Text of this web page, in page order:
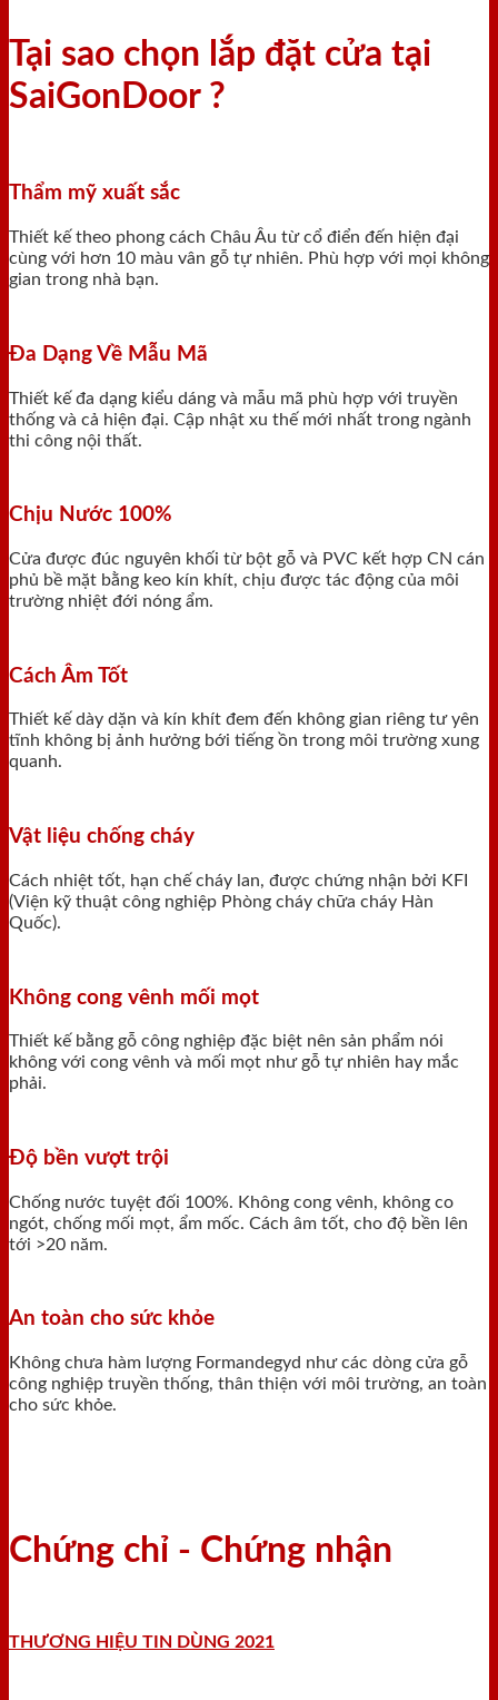
Tại sao chọn lắp đặt cửa tại
SaiGonDoor ?
Thẩm mỹ xuất sắc
Thiết kế theo phong cách Châu Âu từ cổ điển đến hiện đại
cùng với hơn 10 màu vân gỗ tự nhiên. Phù hợp với mọi không
gian trong nhà bạn.
Đa Dạng Về Mẫu Mã
Thiết kế đa dạng kiểu dáng và mẫu mã phù hợp với truyền
thống và cả hiện đại. Cập nhật xu thế mới nhất trong ngành
thi công nội thất.
Chịu Nước 100%
Cửa được đúc nguyên khối từ bột gỗ và PVC kết hợp CN cán
phủ bề mặt bằng keo kín khít, chịu được tác động của môi
trường nhiệt đới nóng ẩm.
Cách Âm Tốt
Thiết kế dày dặn và kín khít đem đến không gian riêng tư yên
tĩnh không bị ảnh hưởng bới tiếng ồn trong môi trường xung
quanh.
Vật liệu chống cháy
Cách nhiệt tốt, hạn chế cháy lan, được chứng nhận bởi KFI
(Viện kỹ thuật công nghiệp Phòng cháy chữa cháy Hàn
Quốc).
Không cong vênh mối mọt
Thiết kế bằng gỗ công nghiệp đặc biệt nên sản phẩm nói
không với cong vênh và mối mọt như gỗ tự nhiên hay mắc
phải.
Độ bền vượt trội
Chống nước tuyệt đối 100%. Không cong vênh, không co
ngót, chống mối mọt, ẩm mốc. Cách âm tốt, cho độ bền lên
tới >20 năm.
An toàn cho sức khỏe
Không chưa hàm lượng Formandegyd như các dòng cửa gỗ
công nghiệp truyền thống, thân thiện với môi trường, an toàn
cho sức khỏe.
Chứng chỉ - Chứng nhận
THƯƠNG HIỆU TIN DÙNG 2021